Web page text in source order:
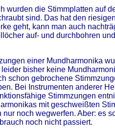
wurden die Stimmplatten auf
sind. Das hat den
geht, kann man auch
auf- und durchbohren
einer Mundharmonika
bisher keine
schon gebrochene
Bei Instrumenten anderer
Stimmzungen
mit geschweißten
noch wegwerfen. Aber: es
noch nicht passiert.